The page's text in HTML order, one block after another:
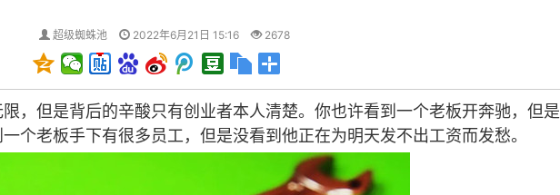
超级蜘蛛池 2022年6月21日 15:16 2678
，但是背后的辛酸只有创业者本人清楚。 你也许看到一个老板开奔驰，但是
个老板手下有很多员工，但是没看到他正在为明天发不出工资而发愁。